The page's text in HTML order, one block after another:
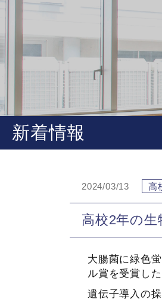
新着情報
2024/03/13 高
高校2年の生
大腸菌に緑色
ル賞を受賞し
遺伝子導入の